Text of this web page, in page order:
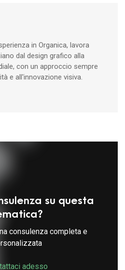
in Organica, lavora
dal design grafico alla
con un approccio sempre
e all'innovazione visiva.
su questa
consulenza completa e
adesso